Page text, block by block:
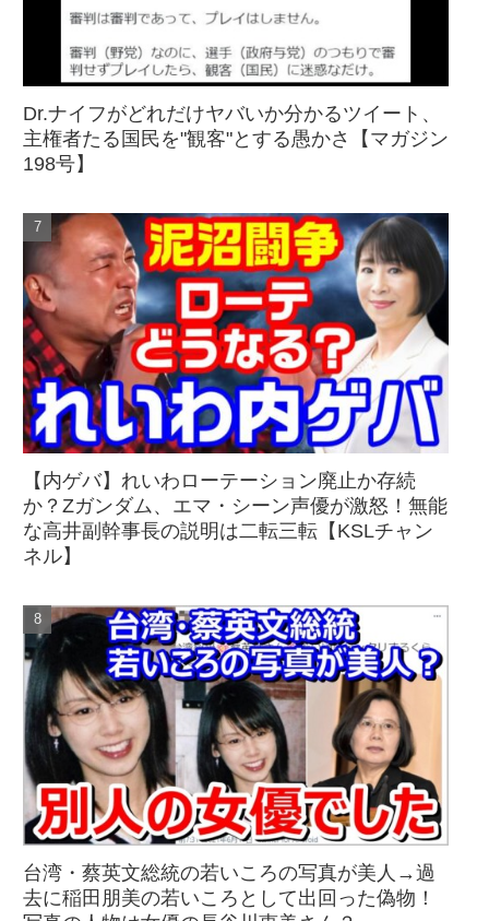
Dr.ナイフがどれだけヤバいか分かるツイート、
主権者たる国民を"観客"とする愚かさ【マガジン
198号】
【内ゲバ】れいわローテーション廃止か存続
か？Zガンダム、エマ・シーン声優が激怒！無能
な高井副幹事長の説明は二転三転【KSLチャン
ネル】
台湾・蔡英文総統の若いころの写真が美人→過
去に稲田朋美の若いころとして出回った偽物！